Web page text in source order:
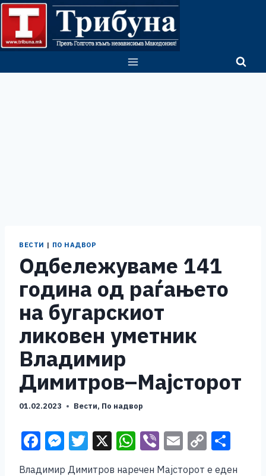
Skip
content
ВЕСТИ | ПО НАДВОР
Одбележуваме 141
година од раѓањето
на бугарскиот
ликовен уметник
Владимир
Димитров–Мајсторот
01.02.2023 Вести, По надвор
F M
e
T X W Vi
b
E C
Владимир Димитров наречен Маjсторот е еден